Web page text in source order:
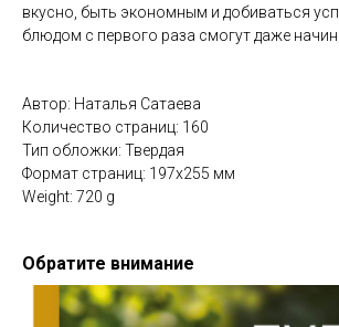
вкусно, быть экономным и добиваться
блюдом с первого раза смогут даже
Автор: Наталья Сатаева
Количество страниц: 160
Тип обложки: Твердая
Формат страниц: 197х255 мм
Weight: 720 g
Обратите внимание